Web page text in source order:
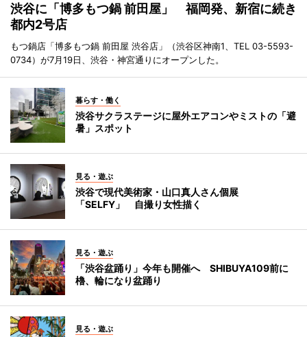
渋谷に「博多もつ鍋 前田屋」 福岡発、新宿に続き
都内2号店
もつ鍋店「博多もつ鍋 前田屋 渋谷店」（渋谷区神南1、TEL 03-5593-
0734）が7月19日、渋谷・神宮通りにオープンした。
暮らす・働く
渋谷サクラステージに屋外エアコンやミストの「避
暑」スポット
見る・遊ぶ
渋谷で現代美術家・山口真人さん個展
「SELFY」 自撮り女性描く
見る・遊ぶ
「渋谷盆踊り」今年も開催へ SHIBUYA109前に
櫓、輪になり盆踊り
見る・遊ぶ